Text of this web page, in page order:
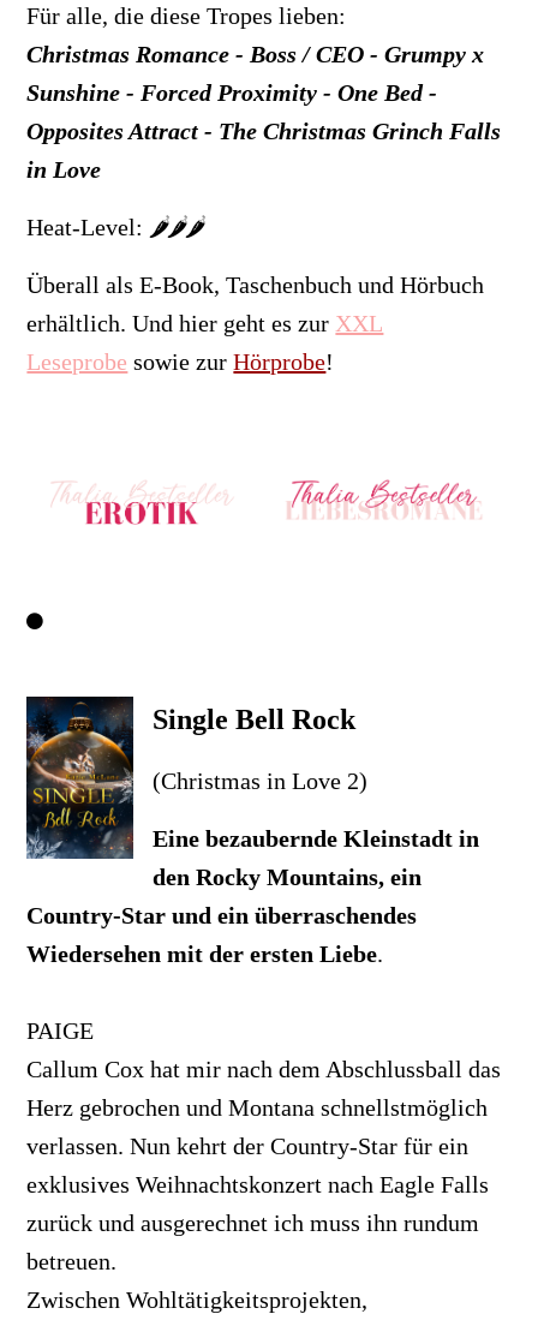
Für alle, die diese Tropes lieben:
Christmas Romance - Boss / CEO - Grumpy x
Sunshine - Forced Proximity - One Bed -
Opposites Attract - The Christmas Grinch Falls
in Love
Heat-Level: 🌶️🌶️🌶️
Überall als E-Book, Taschenbuch und Hörbuch
erhältlich.Und hier geht es zur XXL
Leseprobe sowie zurHörprobe!
Single Bell Rock
(Christmas in Love 2)
Eine bezaubernde Kleinstadt in
den Rocky Mountains, ein
Country-Star und ein überraschendes
Wiedersehen mit der ersten Liebe.
PAIGE
Callum Cox hat mir nach dem Abschlussball das
Herz gebrochen und Montana schnellstmöglich
verlassen. Nun kehrt der Country-Star für ein
exklusives Weihnachtskonzert nach Eagle Falls
zurück und ausgerechnet ich muss ihn rundum
betreuen.
Zwischen Wohltätigkeitsprojekten,